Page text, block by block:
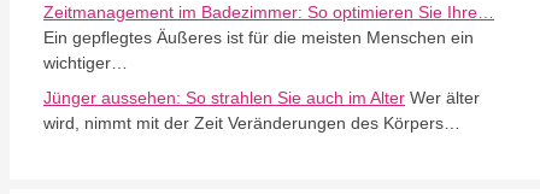
Zeitmanagement im Badezimmer: So optimieren Sie Ihre…
Ein gepflegtes Äußeres ist für die meisten Menschen ein
wichtiger…
Jünger aussehen: So strahlen Sie auch im Alter Wer älter
wird, nimmt mit der Zeit Veränderungen des Körpers…